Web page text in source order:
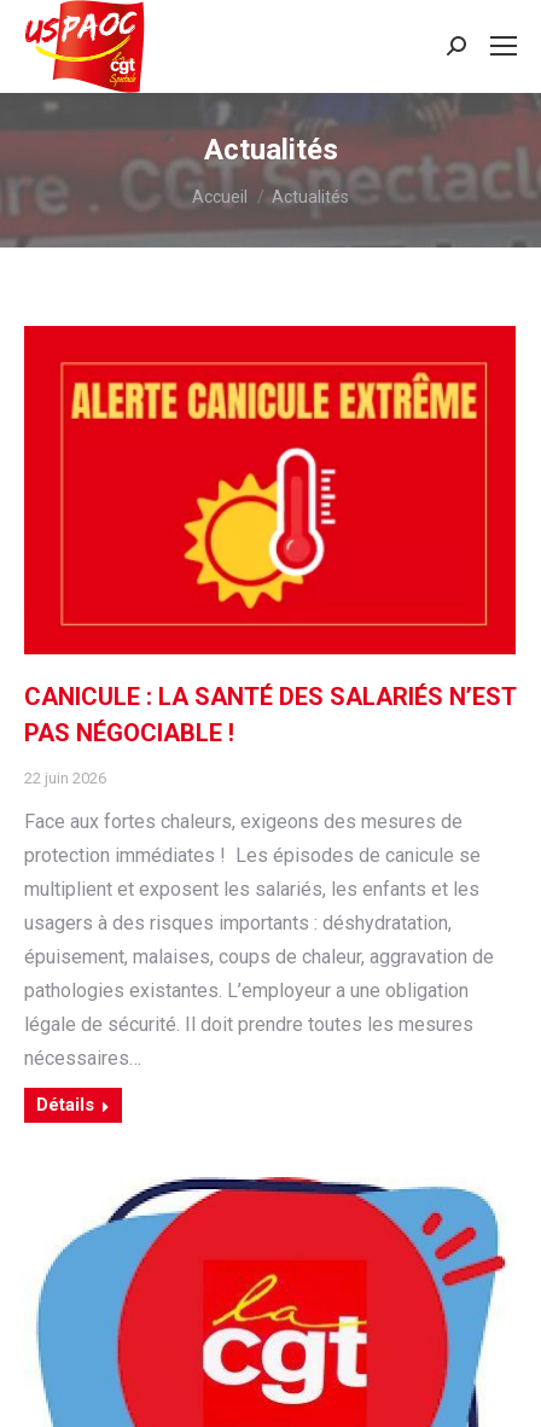
Recherche
Actualités
Vous êtes ici :
Accueil Actualités
CANICULE : LA SANTÉ DES SALARIÉS N’EST
PAS NÉGOCIABLE !
22 juin 2026
Face aux fortes chaleurs, exigeons des mesures de
protection immédiates ! Les épisodes de canicule se
multiplient et exposent les salariés, les enfants et les
usagers à des risques importants : déshydratation,
épuisement, malaises, coups de chaleur, aggravation de
pathologies existantes. L’employeur a une obligation
légale de sécurité. Il doit prendre toutes les mesures
nécessaires…
Détails